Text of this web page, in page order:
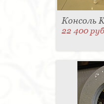
Консоль
22 400